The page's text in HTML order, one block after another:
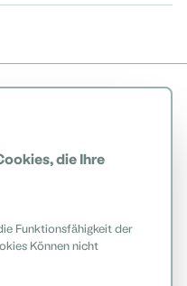
die Ihre
Funktionsfähigkeit der
Können nicht